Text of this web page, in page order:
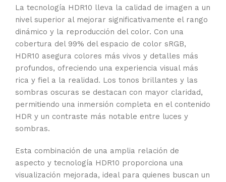
La tecnología HDR10 lleva la calidad de imagen a un
nivel superior al mejorar significativamente el rango
dinámico y la reproducción del color. Con una
cobertura del 99% del espacio de color sRGB,
HDR10 asegura colores más vivos y detalles más
profundos, ofreciendo una experiencia visual más
rica y fiel a la realidad. Los tonos brillantes y las
sombras oscuras se destacan con mayor claridad,
permitiendo una inmersión completa en el contenido
HDR y un contraste más notable entre luces y
sombras.
Esta combinación de una amplia relación de
aspecto y tecnología HDR10 proporciona una
visualización mejorada, ideal para quienes buscan un